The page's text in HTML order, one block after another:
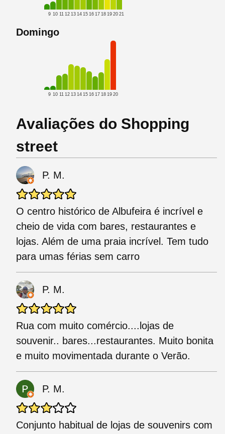
9 10 11 12 13 14 15 16 17 18 19 20 21
Domingo
9 10 11 12 13 14 15 16 17 18 19 20
Avaliações do Shopping
street
P. M.
O centro histórico de Albufeira é incrível e
cheio de vida com bares, restaurantes e
lojas. Além de uma praia incrível. Tem tudo
para umas férias sem carro
P. M.
Rua com muito comércio....lojas de
souvenir.. bares...restaurantes. Muito bonita
e muito movimentada durante o Verão.
P. M.
Conjunto habitual de lojas de souvenirs com